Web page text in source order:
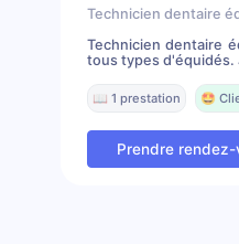
Technicien dentaire
Technicien dentaire
tous types d'équidés.
📖 1 prestation 🤩
Prendre rendez-